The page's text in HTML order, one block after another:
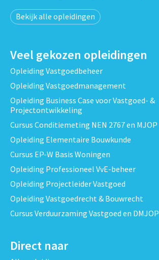
Bekijk alle opleidingen
Veel gekozen opleidingen
Opleiding Vastgoedbeheer
Opleiding Vastgoedmanagement
Opleiding Business Case voor Vastgoed- &
Projectontwikkeling
Cursus Conditiemeting NEN 2767 en MJOP
Opleiding Elementaire Bouwkunde
Cursus EP-W Basis Woningen
Opleiding Professioneel VvE-beheer
Opleiding Projectleider Vastgoed
Opleiding Vastgoedrecht & Bouwrecht
Cursus Verduurzaming Vastgoed en DMJOP
Direct naar